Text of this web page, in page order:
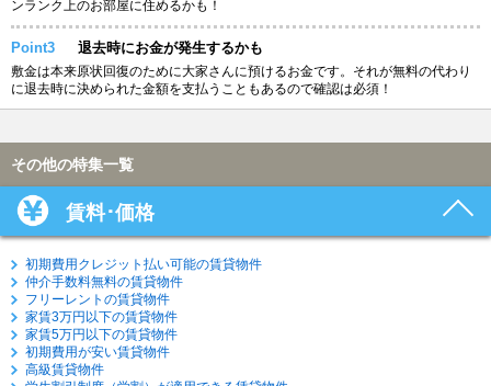
ンランク上のお部屋に住めるかも！
Point3 退去時にお金が発生するかも
敷金は本来原状回復のために大家さんに預けるお金です。それが無料の代わり
に退去時に決められた金額を支払うこともあるので確認は必須！
その他の特集一覧
賃料･価格
初期費用クレジット払い可能の賃貸物件
仲介手数料無料の賃貸物件
フリーレントの賃貸物件
家賃3万円以下の賃貸物件
家賃5万円以下の賃貸物件
初期費用が安い賃貸物件
高級賃貸物件